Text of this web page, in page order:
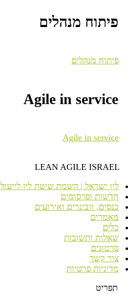
פיתוח מנהלים
פיתוח מנהלים
Agile in service
Agile in service
LEAN AGILE ISRAEL
לין ישראל | השמת שיטת לין לייעול
חדשות ופרסומים
כנסים, וובינרים ואירועים
מאמרים
כלים
שאלות ותשובות
סרטונים
צור קשר
מדיניות פרטיות
תפריט